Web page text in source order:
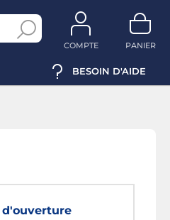
COMPTE PANIER
BESOIN D'AIDE